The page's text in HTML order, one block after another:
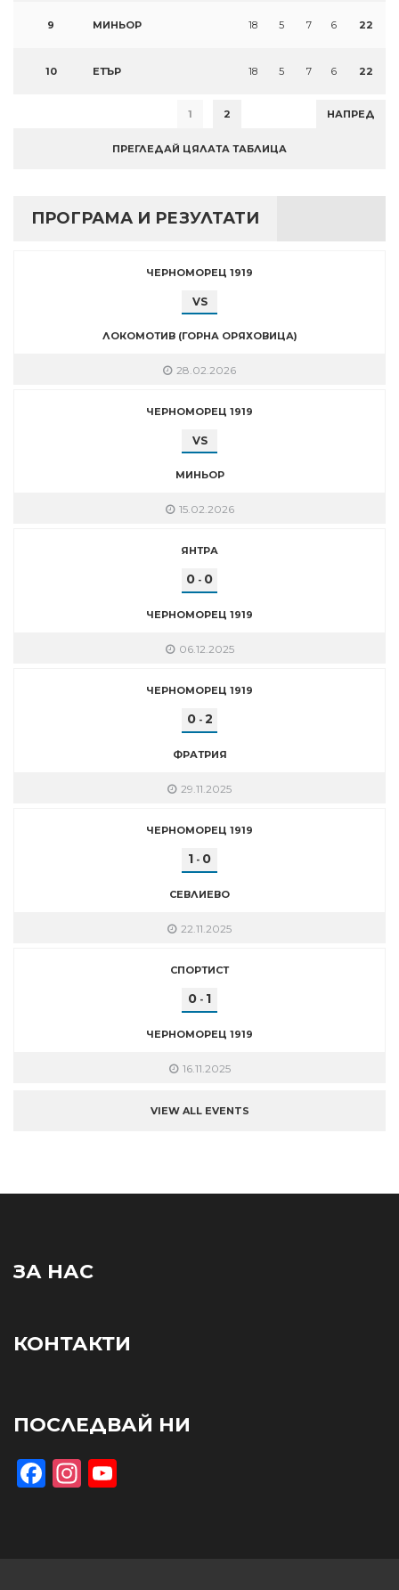
9 МИНЬОР 18 5 7 6 22
10 ЕТЪР 18 5 7 6 22
1 2 НАПРЕД
ПРЕГЛЕДАЙ ЦЯЛАТА ТАБЛИЦА
ПРОГРАМА И РЕЗУЛТАТИ
ЧЕРНОМОРЕЦ 1919
VS
ЛОКОМОТИВ (ГОРНА ОРЯХОВИЦА)
28.02.2026
ЧЕРНОМОРЕЦ 1919
VS
МИНЬОР
15.02.2026
ЯНТРА
0 - 0
ЧЕРНОМОРЕЦ 1919
06.12.2025
ЧЕРНОМОРЕЦ 1919
0- 2
ФРАТРИЯ
29.11.2025
ЧЕРНОМОРЕЦ 1919
1 - 0
СЕВЛИЕВО
22.11.2025
СПОРТИСТ
0 - 1
ЧЕРНОМОРЕЦ 1919
16.11.2025
VIEW ALL EVENTS
ЗА НАС
КОНТАКТИ
ПОСЛЕДВАЙ НИ
Facebook
Instagram